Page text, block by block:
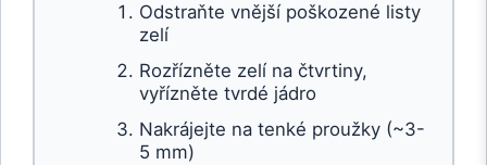
Odstraňte vnější poškozené listy
zelí
Rozřízněte zelí na čtvrtiny,
vyřízněte tvrdé jádro
Nakrájejte na tenké proužky (~3-
5 mm)